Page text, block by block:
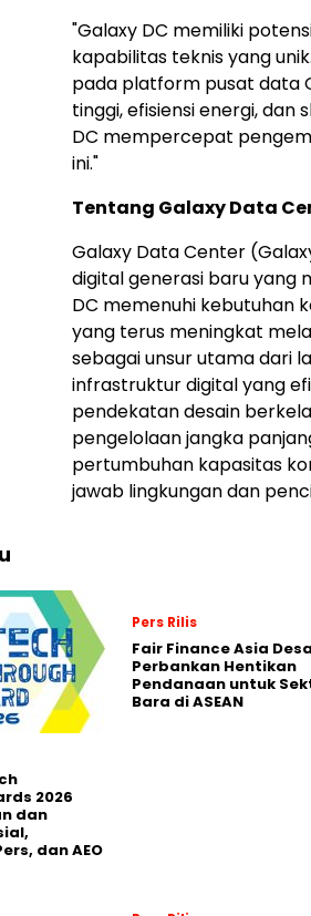
"Galaxy DC memiliki
kapabilitas teknis yang
pada platform pusat data
tinggi, efisiensi energi, dan
DC mempercepat
ini."
Tentang Galaxy Data
Galaxy Data Center
digital generasi baru yang
DC memenuhi kebutuhan
yang terus meningkat
sebagai unsur utama dari
infrastruktur digital yang
pendekatan desain
pengelolaan jangka
pertumbuhan kapasitas
jawab lingkungan dan
2026
dan
dan AEO
Pers Rilis
Fair Finance Asia
Perbankan Hentikan
Pendanaan untuk
Bara di ASEAN